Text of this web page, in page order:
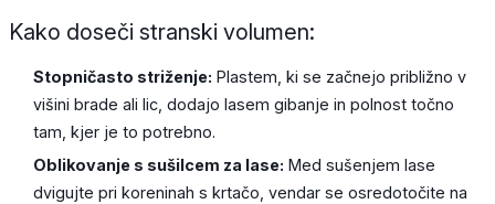
Kako doseči stranski volumen:
Stopničasto striženje: Plastem, ki se začnejo približno v
višini brade ali lic, dodajo lasem gibanje in polnost točno
tam, kjer je to potrebno.
Oblikovanje s sušilcem za lase: Med sušenjem lase
dvigujte pri koreninah s krtačo, vendar se osredotočite na